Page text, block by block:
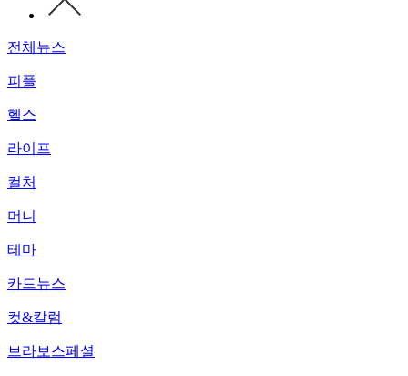
전체뉴스
피플
헬스
라이프
컬처
머니
테마
카드뉴스
컷&칼럼
브라보스페셜